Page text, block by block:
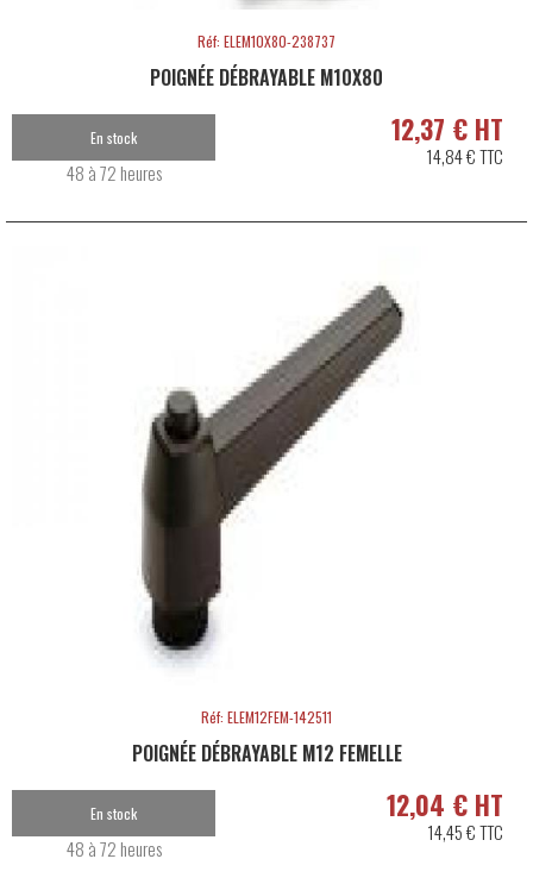
Réf: ELEM10X80-238737
POIGNÉE DÉBRAYABLE M10X80
12,37 € HT
14,84 € TTC
En stock
48 à 72 heures
Réf: ELEM12FEM-142511
POIGNÉE DÉBRAYABLE M12 FEMELLE
12,04 € HT
14,45 € TTC
En stock
48 à 72 heures